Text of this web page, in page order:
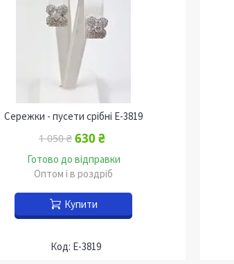
Сережки - пусети срібні Е-3819
1 050 ₴ 630 ₴
Готово до відправки
Оптом і в роздріб
Купити
Е-3819